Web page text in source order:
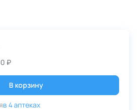
₽
В корзину
в 4 аптеках